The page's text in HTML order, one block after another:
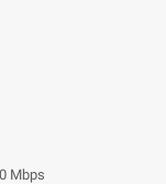
Mbps